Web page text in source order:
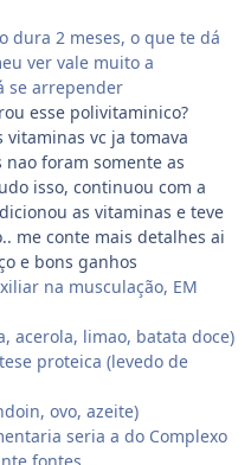
dura 2 meses, o que te dá
ver vale muito a
se arrepender
esse polivitaminico?
vitaminas vc ja tomava
nao foram somente as
isso, continuou com a
as vitaminas e teve
me conte mais detalhes ai
e bons ganhos
na musculação, EM
acerola, limao, batata doce)
proteica (levedo de
ovo, azeite)
seria a do Complexo